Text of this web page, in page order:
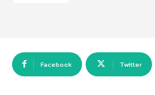
Facebook Twitter